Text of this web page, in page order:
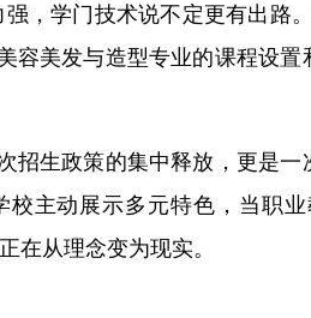
学门技术说不定更有出路
容美发与造型专业的课程设置
生政策的集中释放，更是一
主动展示多元特色，当职
在从理念变为现实。